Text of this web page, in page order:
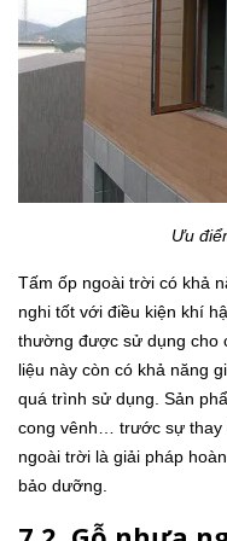
Ưu
Tấm ốp ngoài trời có khả
nghi tốt với điều kiện khí
thường được sử dụng cho
liệu này còn có khả năng
quá trình sử dụng. Sản
cong vênh… trước sự thay
ngoài trời là giải pháp
bảo dưỡng.